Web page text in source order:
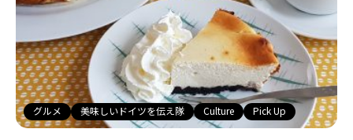
グルメ 美味しいドイツを伝え隊 Culture Pick Up